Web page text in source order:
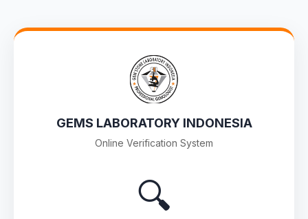
GEMS LABORATORY INDONESIA
Online Verification System
🔍